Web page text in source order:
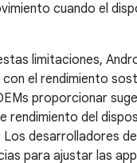
cuando el
limitaciones,
el rendimiento
proporcionar
rendimiento del
desarrolladores
para ajustar las